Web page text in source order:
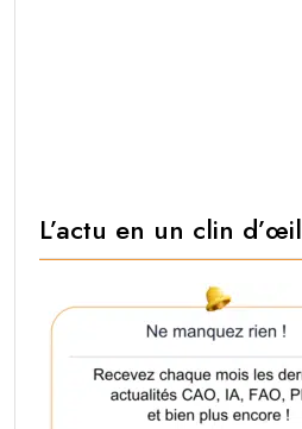
L’actu en un clin d’œil